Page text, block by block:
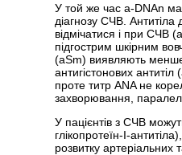
У той же час а-DNAn
діагнозу СЧВ.
відмічатися і при
підгострим шкірним
(аSm) виявляють менше
антигістонових
проте титр ANA не
захворювання,
У пацієнтів з СЧВ
глікопротеїн-I-
розвитку артеріальних